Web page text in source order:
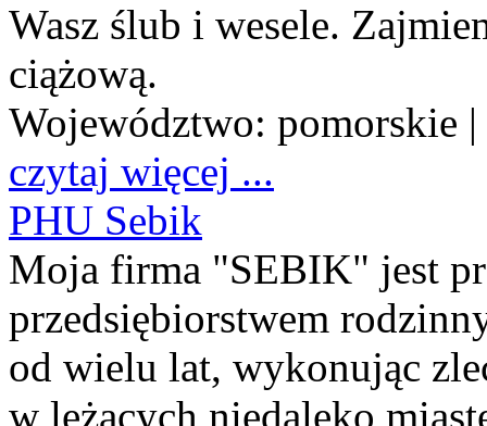
Wasz ślub i wesele.
ciążową.
Województwo: pomorskie
czytaj więcej ...
PHU Sebik
Moja firma "SEBIK" jest
przedsiębiorstwem
od wielu lat, wykonując
w leżących niedaleko